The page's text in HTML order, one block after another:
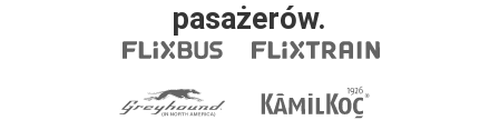
pasażerów.